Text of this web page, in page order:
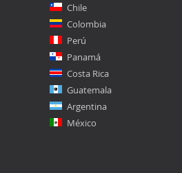
Chile
Colombia
Perú
Panamá
Costa Rica
Guatemala
Argentina
México